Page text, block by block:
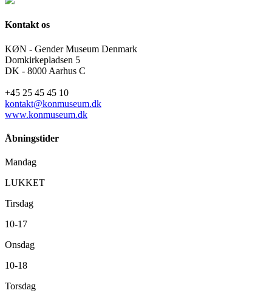
Kontakt os
KØN - Gender Museum Denmark
Domkirkepladsen 5
DK - 8000 Aarhus C
+45 25 45 45 10
kontakt@konmuseum.dk
www.konmuseum.dk
Åbningstider
Mandag
LUKKET
Tirsdag
10-17
Onsdag
10-18
Torsdag